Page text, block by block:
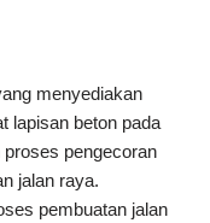
menyediakan
lapisan beton pada
pengecoran
jalan raya.
pembuatan jalan